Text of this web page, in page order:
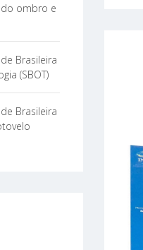
do ombro e
Brasileira
(SBOT)
Brasileira